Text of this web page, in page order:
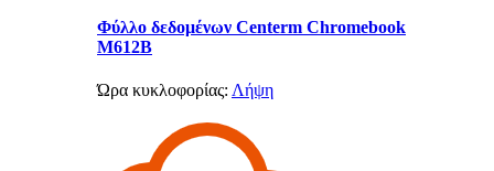
Φύλλο δεδομένων Centerm Chromebook
M612B
Ώρα κυκλοφορίας: Λήψη